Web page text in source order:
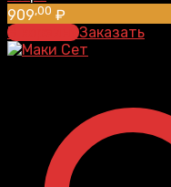
909,00 ₽
В корзинуЗаказать